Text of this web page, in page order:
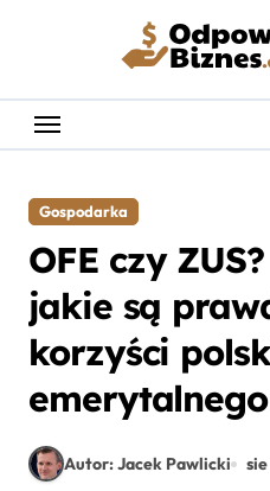
Gospodarka
OFE czy
jakie są
korzyści
emerytalnego
Autor: Jacek Pawlicki sie